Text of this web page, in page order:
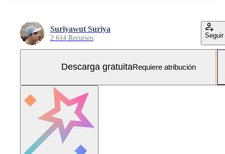
Suriyawut Suriya
2.614 Recursos Seguir
Descarga gratuitaRequiere atribución